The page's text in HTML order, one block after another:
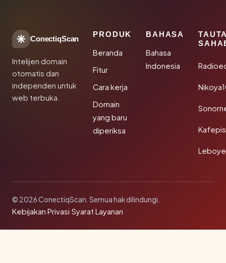
ConectiqScan
Intelijen domain
otomatis dan
independen untuk
web terbuka.
PRODUK
Beranda
Fitur
Cara kerja
Domain
yang baru
diperiksa
BAHASA
Bahasa
Indonesia
© 2026 ConectiqScan. Semua hak dilindungi.
Kebijakan Privasi·Syarat Layanan